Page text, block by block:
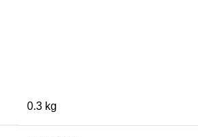
0.3 kg